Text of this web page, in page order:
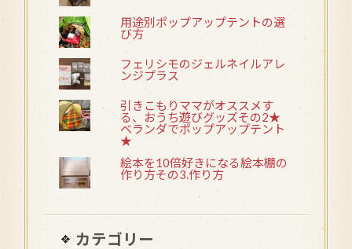
用途別ポップアップテントの選
び方
フェリシモのジェルネイルアレ
ンジプラス
引きこもりママがオススメす
る、おうち遊びグッズその2★
ベランダでポップアップテント
★
絵本を10倍好きになる絵本棚の
作り方その3.作り方
カテゴリー